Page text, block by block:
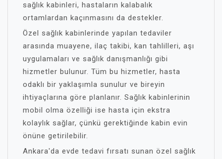
sağlık kabinleri, hastaların kalabalık
ortamlardan kaçınmasını da destekler.
Özel sağlık kabinlerinde yapılan tedaviler
arasında muayene, ilaç takibi, kan tahlilleri, aşı
uygulamaları ve sağlık danışmanlığı gibi
hizmetler bulunur. Tüm bu hizmetler, hasta
odaklı bir yaklaşımla sunulur ve bireyin
ihtiyaçlarına göre planlanır. Sağlık kabinlerinin
mobil olma özelliği ise hasta için ekstra
kolaylık sağlar, çünkü gerektiğinde kabin evin
önüne getirilebilir.
Ankara'da evde tedavi fırsatı sunan özel sağlık